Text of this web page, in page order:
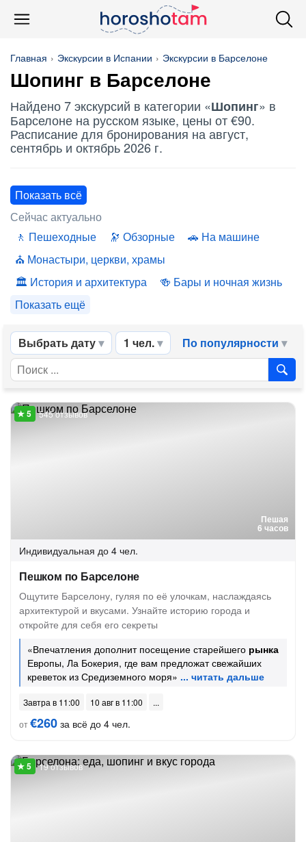
Главная Экскурсии в Испании Экскурсии в Барселоне
Шопинг в Барселоне
Найдено 7 экскурсий в категории «Шопинг» в
Барселоне на русском языке, цены от €90.
Расписание для бронирования на август,
сентябрь и октябрь 2026 г.
Показать всё
Сейчас актуально
Пешеходные
Обзорные
На машине
Монастыри, церкви, храмы
История и архитектура
Бары и ночная жизнь
Показать ещё
Выбрать дату 1 чел. По популярности
Пешая
6 часов
545 отзывов
Индивидуальная до 4 чел.
Пешком по Барселоне
Ощутите Барселону, гуляя по её улочкам, наслаждаясь
архитектурой и вкусами. Узнайте историю города и
откройте для себя его секреты
«Впечатления дополнит посещение старейшего рынка
Европы, Ла Бокерия, где вам предложат свежайших
креветок из Средиземного моря»
Завтра в 11:00
10 авг в 11:00
от€260 за всё до 4 чел.
19 отзывов